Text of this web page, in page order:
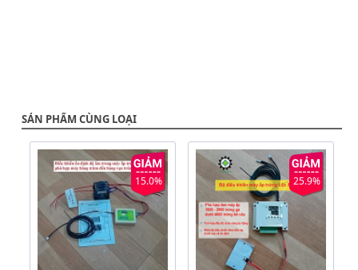
SẢN PHẨM CÙNG LOẠI
15.0% 25.9%